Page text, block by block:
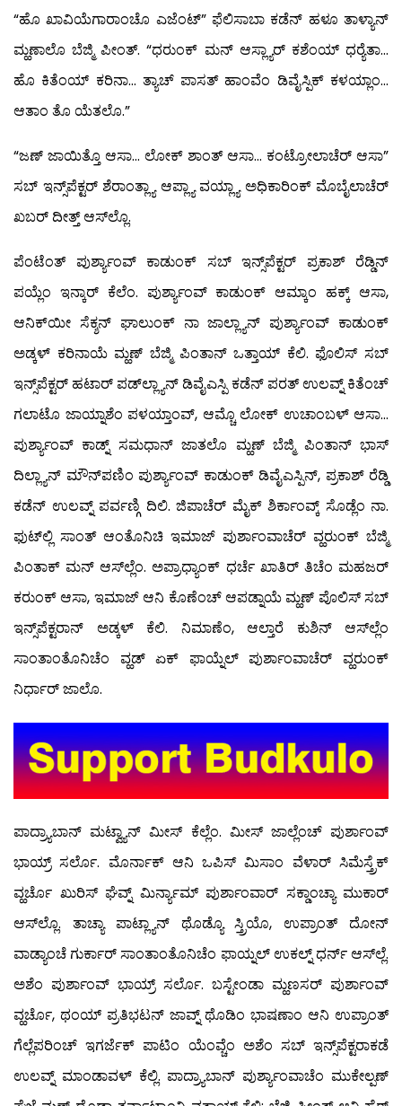
“ಹೊ ಖಾವಿಯೆಗಾರಾಂಚೊ ಎಜೆಂಟ್” ಫೆಲಿಸಾಬಾ ಕಡೆನ್ ಹಳೂ ತಾಳ್ಯಾನ್
ಮ್ಹಣಾಲೊ ಬೆಜ್ಮಿ ಪೀಂತ್. “ಧರುಂಕ್ ಮನ್ ಆಸ್ಲ್ಯಾರ್ ಕಶೆಂಯ್ ಧರ್‍ಯೆತಾ…
ಹೊ ಕಿತೆಂಯ್ ಕರಿನಾ… ತ್ಯಾಚ್ ಪಾಸತ್ ಹಾಂವೆಂ ಡಿವೈಸ್ಪಿಕ್ ಕಳಯ್ಲಾಂ…
ಆತಾಂ ತೊ ಯೆತಲೊ.”
“ಜಣ್ ಜಾಯಿತ್ತೊ ಆಸಾ… ಲೋಕ್ ಶಾಂತ್ ಆಸಾ… ಕಂಟ್ರೋಲಾಚೆರ್ ಆಸಾ”
ಸಬ್‍ ಇನ್ಸ್‌ಪೆಕ್ಟರ್ ಶೆರಾಂತ್ಲ್ಯಾ ಆಪ್ಲ್ಯಾ ವಯ್ಲ್ಯಾ ಅಧಿಕಾರಿಂಕ್ ಮೊಬೈಲಾಚೆರ್
ಖಬರ್ ದೀತ್ತ್ ಆಸ್‍ಲ್ಲೊ.
ಪೆಂಟೆಂತ್ ಪುರ್ಶ್ಯಾಂವ್ ಕಾಡುಂಕ್ ಸಬ್‍ ಇನ್ಸ್‌ಪೆಕ್ಟರ್ ಪ್ರಕಾಶ್ ರೆಡ್ಡಿನ್
ಪಯ್ಲೆಂ ಇನ್ಕಾರ್ ಕೆಲೆಂ. ಪುರ್ಶ್ಯಾಂವ್ ಕಾಡುಂಕ್ ಆಮ್ಕಾಂ ಹಕ್ಕ್ ಆಸಾ,
ಆನಿಕ್‍ಯೀ ಸೆಕ್ಶನ್ ಘಾಲುಂಕ್ ನಾ ಜಾಲ್ಲ್ಯಾನ್ ಪುರ್ಶ್ಯಾಂವ್ ಕಾಡುಂಕ್
ಅಡ್ಕಳ್ ಕರಿನಾಯೆ ಮ್ಹಣ್ ಬೆಜ್ಮಿ ಪಿಂತಾನ್ ಒತ್ತಾಯ್ ಕೆಲಿ. ಫೊಲಿಸ್ ಸಬ್‍
ಇನ್ಸ್‌ಪೆಕ್ಟರ್ ಹಟಾರ್ ಪಡ್‍ಲ್ಲ್ಯಾನ್ ಡಿವೈಎಸ್ಪಿ ಕಡೆನ್ ಪರತ್ ಉಲವ್ನ್ ಕಿತೆಂಚ್
ಗಲಾಟೊ ಜಾಯ್ನಾಶೆಂ ಪಳಯ್ತಾಂವ್, ಆಮ್ಚೊ ಲೋಕ್ ಉಚಾಂಬಳ್ ಆಸಾ…
ಪುರ್ಶ್ಯಾಂವ್ ಕಾಡ್ನ್ ಸಮಧಾನ್ ಜಾತಲೊ ಮ್ಹಣ್ ಬೆಜ್ಮಿ ಪಿಂತಾನ್ ಭಾಸ್
ದಿಲ್ಲ್ಯಾನ್ ಮೌನ್‍ಪಣಿಂ ಪುರ್ಶ್ಯಾಂವ್ ಕಾಡುಂಕ್ ಡಿವೈಎಸ್ಪಿನ್, ಪ್ರಕಾಶ್ ರೆಡ್ಡಿ
ಕಡೆನ್ ಉಲವ್ನ್ ಪರ್ವಣ್ಗಿ ದಿಲಿ. ಜಿಪಾಚೆರ್ ಮೈಕ್ ಶಿರ್ಕಾಂವ್ಕ್ ಸೊಡ್ಲೆಂ ನಾ.
ಫುಟ್‍ಲ್ಲಿ ಸಾಂತ್ ಆಂತೊನಿಚಿ ಇಮಾಜ್ ಪುರ್ಶಾಂವಾಚೆರ್ ವ್ಹರುಂಕ್ ಬೆಜ್ಮಿ
ಪಿಂತಾಕ್ ಮನ್ ಆಸ್‍ಲ್ಲೆಂ. ಅಪ್ರಾಧ್ಯಾಂಕ್ ಧರ್ಚೆ ಖಾತಿರ್ ತಿಚೆಂ ಮಹಜರ್
ಕರುಂಕ್ ಆಸಾ, ಇಮಾಜ್ ಆನಿ ಕೊಣೆಂಚ್ ಆಪಡ್ನಾಯೆ ಮ್ಹಣ್ ಪೊಲಿಸ್ ಸಬ್‍
ಇನ್ಸ್‌ಪೆಕ್ಟರಾನ್ ಅಡ್ಕಳ್ ಕೆಲಿ. ನಿಮಾಣೆಂ, ಆಲ್ತಾರೆ ಕುಶಿನ್ ಆಸ್‍ಲ್ಲೆಂ
ಸಾಂತಾಂತೊನಿಚೆಂ ವ್ಹಡ್ ಏಕ್ ಫಾಯ್ನೆಲ್ ಪುರ್ಶಾಂವಾಚೆರ್ ವ್ಹರುಂಕ್
ನಿರ್ಧಾರ್ ಜಾಲೊ.
ಪಾದ್ರ್ಯಾಬಾನ್ ಮಟ್ವ್ಯಾನ್ ಮೀಸ್ ಕೆಲ್ಲೆಂ. ಮೀಸ್ ಜಾಲ್ಲೆಂಚ್ ಪುರ್ಶಾಂವ್
ಭಾಯ್ರ್ ಸರ್ಲೊ. ಮೊರ್ನಾಕ್ ಆನಿ ಒಪಿಸ್ ಮಿಸಾಂ ವೆಳಾರ್ ಸಿಮೆಸ್ತ್ರೆಕ್
ವ್ಹರ್ಚೊ ಖುರಿಸ್ ಘೆವ್ನ್ ಮಿರ್ನ್ಯಾಮ್ ಪುರ್ಶಾಂವಾರ್ ಸಕ್ಡಾಂಚ್ಯಾ ಮುಕಾರ್
ಆಸ್‍ಲ್ಲೊ. ತಾಚ್ಯಾ ಪಾಟ್ಲ್ಯಾನ್ ಥೊಡ್ಯೊ ಸ್ತ್ರಿಯೊ, ಉಪ್ರಾಂತ್ ದೋನ್
ವಾಡ್ಯಾಂಚೆ ಗುರ್ಕಾರ್ ಸಾಂತಾಂತೊನಿಚೆಂ ಫಾಯ್ನಲ್ ಉಕಲ್ನ್ ಧರ್ನ್ ಆಸ್‌ಲ್ಲೆ.
ಅಶೆಂ ಪುರ್ಶಾಂವ್ ಭಾಯ್ರ್ ಸರ್ಲೊ. ಬಸ್ಟೇಂಡಾ ಮ್ಹಣಸರ್ ಪುರ್ಶಾಂವ್
ವ್ಹರ್ಚೊ, ಥಂಯ್ ಪ್ರತಿಭಟನ್ ಜಾವ್ನ್ ಥೊಡಿಂ ಭಾಷಣಾಂ ಆನಿ ಉಪ್ರಾಂತ್
ಗೆಲ್ಲೆಪರಿಂಚ್ ಇಗರ್ಜೆಕ್ ಪಾಟಿಂ ಯೆಂವ್ಚೆಂ ಅಶೆಂ ಸಬ್‍ ಇನ್ಸ್‌ಪೆಕ್ಟರಾಕಡೆ
ಉಲವ್ನ್ ಮಾಂಡಾವಳ್ ಕೆಲ್ಲಿ. ಪಾದ್ರ್ಯಾಬಾನ್ ಪುರ್ಶ್ಯಾಂವಾಚೆಂ ಮುಕೇಲ್ಪಣ್